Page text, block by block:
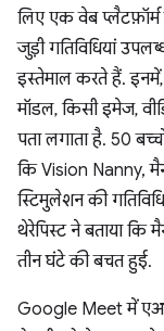
लिए एक वेब
जुड़ी गतिविधियां
इस्तेमाल करते हैं.
मॉडल, किसी इमेज,
पता लगाता है. 50
कि Vision Nanny,
स्टिमुलेशन की
थेरेपिस्ट ने बताया
तीन घंटे की बचत हुई.
Google Meet में